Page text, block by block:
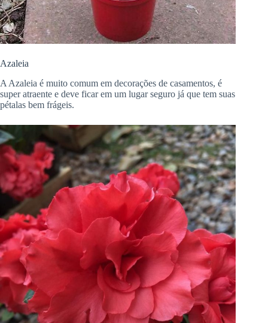
Azaleia
A Azaleia é muito comum em decorações de casamentos, é
super atraente e deve ficar em um lugar seguro já que tem suas
pétalas bem frágeis.